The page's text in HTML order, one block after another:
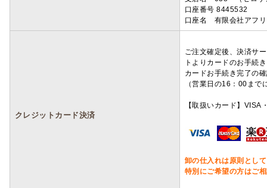
口座番号 8445532
口座名 有限会社アフ
クレジットカード決済
ご注文確定後、決済サ
トよりカードのお手続
カードお手続き完了の
（営業日の16：00ま
【取扱いカード】
卸の仕入れは原則とし
特別にご希望の方はご